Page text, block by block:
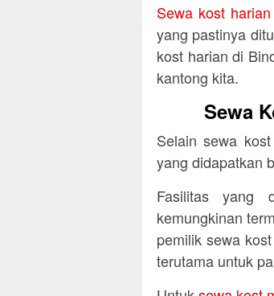
Sewa kost
yang pastinya
kost harian di
kantong kita.
Sewa
Selain sewa
yang didapatkan
Fasilitas yang
kemungkinan
pemilik sewa
terutama untuk